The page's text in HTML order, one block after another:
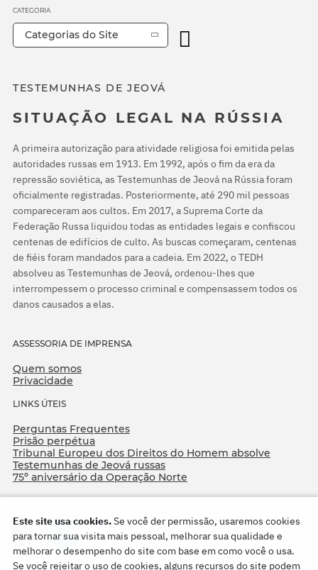
TESTEMUNHAS DE JEOVÁ
SITUAÇÃO LEGAL NA RÚSSIA
A primeira autorização para atividade religiosa foi emitida pelas
autoridades russas em 1913. Em 1992, após o fim da era da
repressão soviética, as Testemunhas de Jeová na Rússia foram
oficialmente registradas. Posteriormente, até 290 mil pessoas
compareceram aos cultos. Em 2017, a Suprema Corte da
Federação Russa liquidou todas as entidades legais e confiscou
centenas de edifícios de culto. As buscas começaram, centenas
de fiéis foram mandados para a cadeia. Em 2022, o TEDH
absolveu as Testemunhas de Jeová, ordenou-lhes que
interrompessem o processo criminal e compensassem todos os
danos causados a elas.
ASSESSORIA DE IMPRENSA
Quem somos
Privacidade
LINKS ÚTEIS
Perguntas Frequentes
Prisão perpétua
Tribunal Europeu dos Direitos do Homem absolve
Testemunhas de Jeová russas
75º aniversário da Operação Norte
CATEGORIA
Categorias do Site
Este site usa cookies.Se você der permissão, usaremos cookies
para tornar sua visita mais pessoal, melhorar sua qualidade e
melhorar o desempenho do site com base em como você o usa.
Se você rejeitar o uso de cookies, alguns recursos do site podem